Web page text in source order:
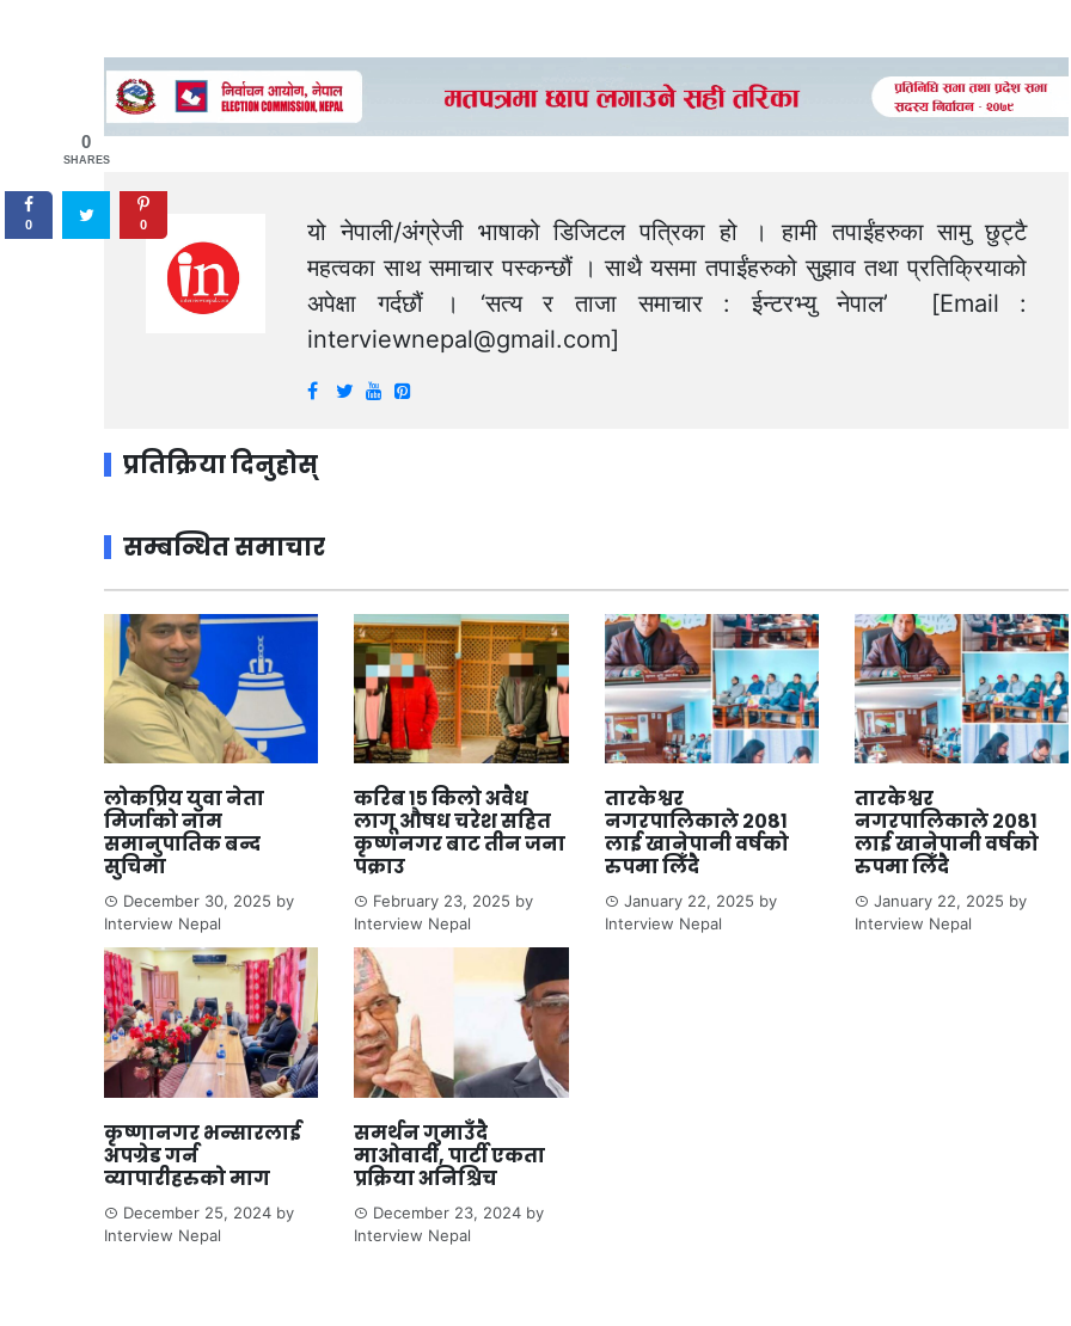
यो नेपाली/अंग्रेजी भाषाको डिजिटल पत्रिका हो । हामी तपाईंहरुका सामु छुट्टै
महत्वका साथ समाचार पस्कन्छौं । साथै यसमा तपाईंहरुको सुझाव तथा प्रतिक्रियाको
अपेक्षा गर्दछौं । ‘सत्य र ताजा समाचार : ईन्टरभ्यु नेपाल’ [Email :
interviewnepal@gmail.com]
प्रतिक्रिया दिनुहोस्
सम्बन्धित समाचार
लोकप्रिय युवा नेता
मिर्जाको नाम
समानुपातिक बन्द
सुचिमा
December 30, 2025 by
Interview Nepal
करिब १५ किलो अवैध
लागू औषध चरेश सहित
कृष्णनगर बाट तीन जना
पक्राउ
February 23, 2025 by
Interview Nepal
तारकेश्वर
नगरपालिकाले २०८१
लाई खानेपानी वर्षको
रुपमा लिँदै
January 22, 2025 by
Interview Nepal
तारकेश्वर
नगरपालिकाले २०८१
लाई खानेपानी वर्षको
रुपमा लिँदै
January 22, 2025 by
Interview Nepal
कृष्णानगर भन्सारलाई
अपग्रेड गर्न
व्यापारीहरुको माग
December 25, 2024 by
Interview Nepal
समर्थन गुमाउँदै
माओवादी, पार्टी एकता
प्रक्रिया अनिश्चिच
December 23, 2024 by
Interview Nepal
0
SHARES
0 0